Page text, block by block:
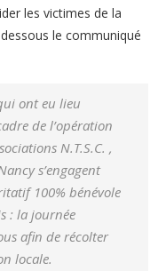
les victimes de la
le communiqué
ont eu lieu
de l’opération
N.T.S.C. ,
s’engagent
100% bénévole
: la journée
afin de récolter
locale.